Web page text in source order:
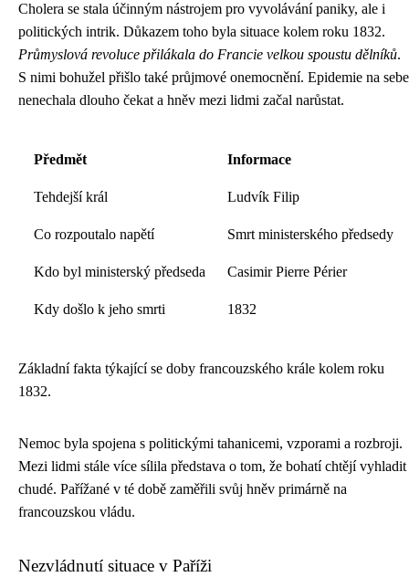
Cholera se stala účinným nástrojem pro vyvolávání paniky, ale i
politických intrik. Důkazem toho byla situace kolem roku 1832.
Průmyslová revoluce přilákala do Francie velkou spoustu dělníků.
S nimi bohužel přišlo také průjmové onemocnění. Epidemie na sebe
nenechala dlouho čekat a hněv mezi lidmi začal narůstat.
Předmět Informace
Tehdejší král Ludvík Filip
Co rozpoutalo napětí Smrt ministerského předsedy
Kdo byl ministerský předseda Casimir Pierre Périer
Kdy došlo k jeho smrti 1832
Základní fakta týkající se doby francouzského krále kolem roku
1832.
Nemoc byla spojena s politickými tahanicemi, vzporami a rozbroji.
Mezi lidmi stále více sílila představa o tom, že bohatí chtějí vyhladit
chudé. Pařížané v té době zaměřili svůj hněv primárně na
francouzskou vládu.
Nezvládnutí situace v Paříži